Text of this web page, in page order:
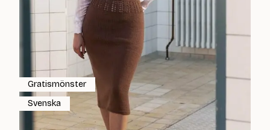
Gratismönster
Svenska